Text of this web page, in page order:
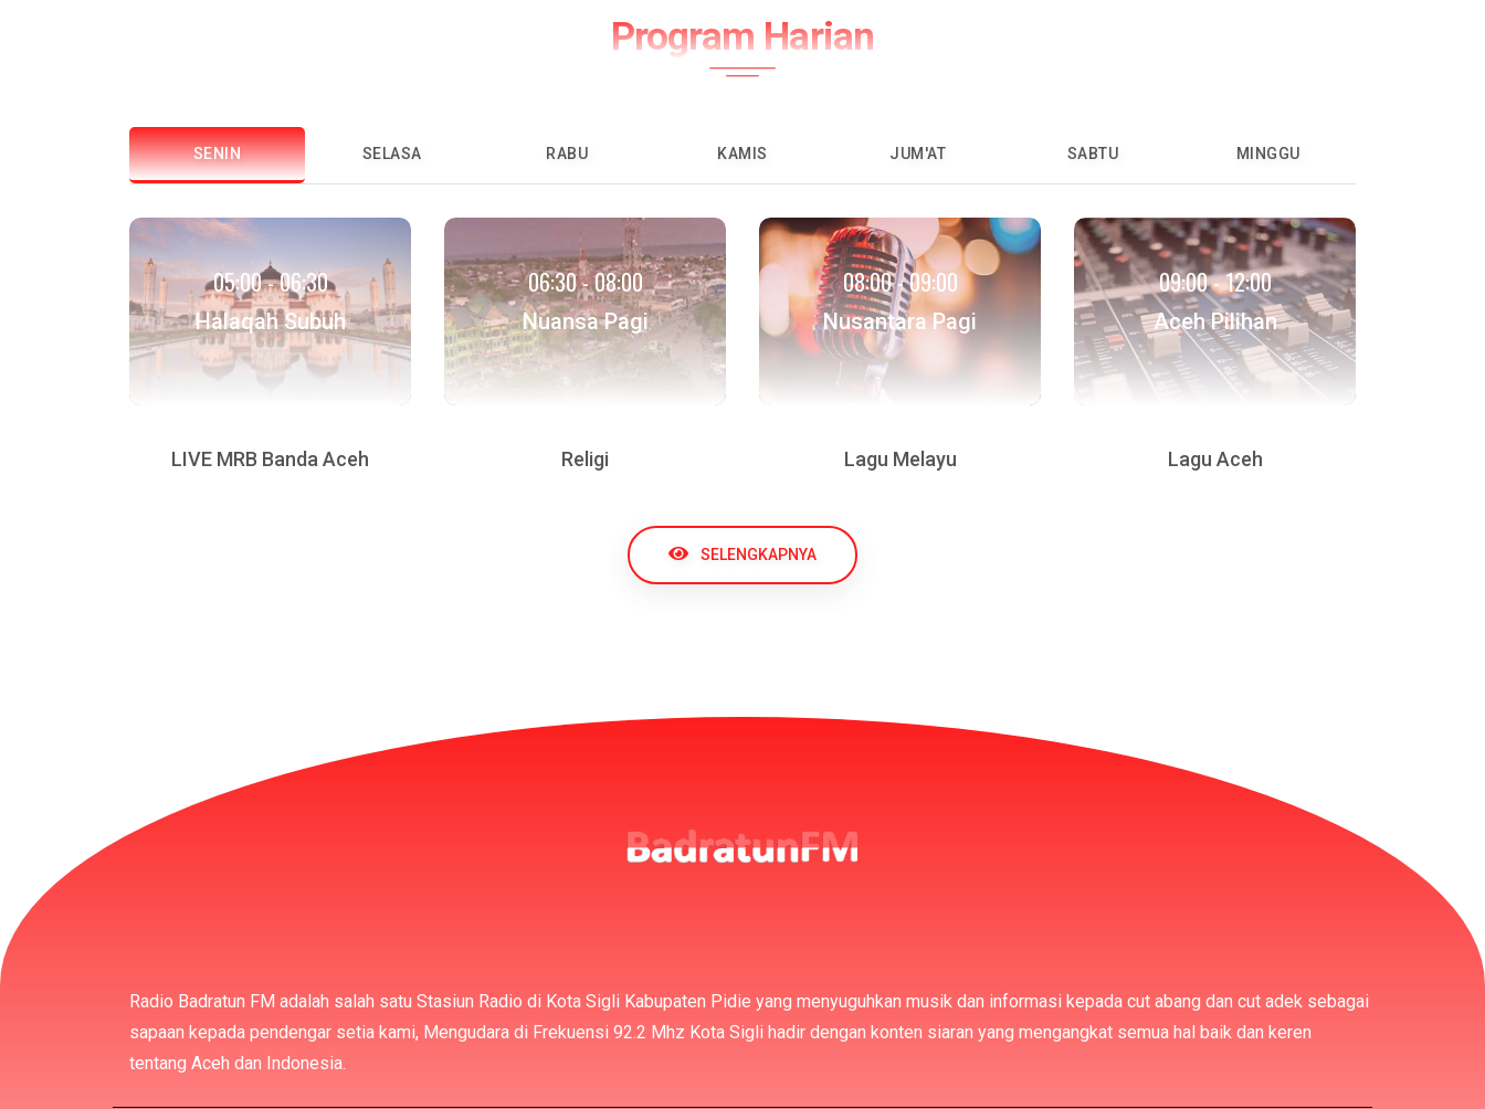
Program Harian
SENIN SELASA RABU KAMIS JUM'AT SABTU MINGGU
05:00 - 06:30
Halaqah Subuh
LIVE MRB Banda Aceh
06:30 - 08:00
Nuansa Pagi
Religi
08:00 - 09:00
Nusantara Pagi
Lagu Melayu
09:00 - 12:00
Aceh Pilihan
Lagu Aceh
SELENGKAPNYA
Radio Badratun FM adalah salah satu Stasiun Radio di Kota Sigli Kabupaten Pidie yang menyuguhkan musik dan informasi kepada cut abang dan cut adek sebagai
sapaan kepada pendengar setia kami, Mengudara di Frekuensi 92.2 Mhz Kota Sigli hadir dengan konten siaran yang mengangkat semua hal baik dan keren
tentang Aceh dan Indonesia.